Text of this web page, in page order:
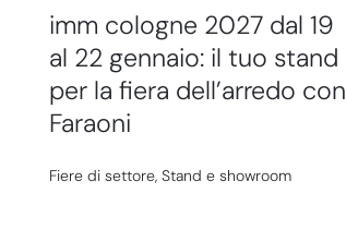
imm cologne 2027 dal 19
al 22 gennaio: il tuo stand
per la fiera dell’arredo con
Faraoni
Fiere di settore, Stand e showroom